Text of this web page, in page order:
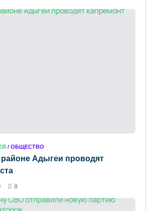
/ ОБЩЕСТВО
районе Адыгеи проводят
8